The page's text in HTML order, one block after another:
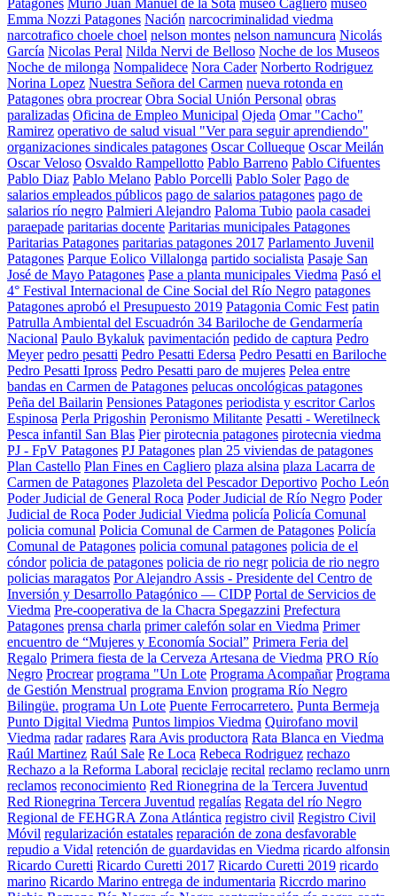
Emma Nozzi Patagones Nación narcocriminalidad viedma
narcotrafico choele choel nelson montes nelson namuncura Nicolás
García Nicolas Peral Nilda Nervi de Belloso Noche de los Museos
Noche de milonga Nompalidece Nora Cader Norberto Rodriguez
Norina Lopez Nuestra Señora del Carmen nueva rotonda en
Patagones obra procrear Obra Social Unión Personal obras
paralizadas Oficina de Empleo Municipal Ojeda Omar "Cacho"
Ramirez operativo de salud visual "Ver para seguir aprendiendo"
organizaciones sindicales patagones Oscar Collueque Oscar Meilán
Oscar Veloso Osvaldo Rampellotto Pablo Barreno Pablo Cifuentes
Pablo Diaz Pablo Melano Pablo Porcelli Pablo Soler Pago de
salarios empleados públicos pago de salarios patagones pago de
salarios río negro Palmieri Alejandro Paloma Tubio paola casadei
paraepade paritarias docente Paritarias municipales Patagones
Paritarias Patagones paritarias patagones 2017 Parlamento Juvenil
Patagones Parque Eolico Villalonga partido socialista Pasaje San
José de Mayo Patagones Pase a planta municipales Viedma Pasó el
4° Festival Internacional de Cine Social del Río Negro patagones
Patagones aprobó el Presupuesto 2019 Patagonia Comic Fest patin
Patrulla Ambiental del Escuadrón 34 Bariloche de Gendarmería
Nacional Paulo Bykaluk pavimentación pedido de captura Pedro
Meyer pedro pesatti Pedro Pesatti Edersa Pedro Pesatti en Bariloche
Pedro Pesatti Ipross Pedro Pesatti paro de mujeres Pelea entre
bandas en Carmen de Patagones pelucas oncológicas patagones
Peña del Bailarin Pensiones Patagones periodista y escritor Carlos
Espinosa Perla Prigoshin Peronismo Militante Pesatti - Weretilneck
Pesca infantil San Blas Pier pirotecnia patagones pirotecnia viedma
PJ - FpV Patagones PJ Patagones plan 25 viviendas de patagones
Plan Castello Plan Fines en Cagliero plaza alsina plaza Lacarra de
Carmen de Patagones Plazoleta del Pescador Deportivo Pocho León
Poder Judicial de General Roca Poder Judicial de Río Negro Poder
Judicial de Roca Poder Judicial Viedma policía Policía Comunal
policia comunal Policia Comunal de Carmen de Patagones Policía
Comunal de Patagones policia comunal patagones policia de el
cóndor policia de patagones policia de rio negr policia de rio negro
policias maragatos Por Alejandro Assis - Presidente del Centro de
Inversión y Desarrollo Patagónico — CIDP Portal de Servicios de
Viedma Pre-cooperativa de la Chacra Spegazzini Prefectura
Patagones prensa charla primer calefón solar en Viedma Primer
encuentro de “Mujeres y Economía Social” Primera Feria del
Regalo Primera fiesta de la Cerveza Artesana de Viedma PRO Río
Negro Procrear programa "Un Lote Programa Acompañar Programa
de Gestión Menstrual programa Envion programa Río Negro
Bilingüe. programa Un Lote Puente Ferrocarretero. Punta Bermeja
Punto Digital Viedma Puntos limpios Viedma Quirofano movil
Viedma radar radares Rara Avis productora Rata Blanca en Viedma
Raúl Martinez Raúl Sale Re Loca Rebeca Rodriguez rechazo
Rechazo a la Reforma Laboral reciclaje recital reclamo reclamo unrn
reclamos reconocimiento Red Rionegrina de la Tercera Juventud
Red Rionegrina Tercera Juventud regalías Regata del río Negro
Regional de FEHGRA Zona Atlántica registro civil Registro Civil
Móvil regularización estatales reparación de zona desfavorable
repudio a Vidal retención de guardavidas en Viedma ricardo alfonsin
Ricardo Curetti Ricardo Curetti 2017 Ricardo Curetti 2019 ricardo
marino Ricardo Marino entrega de indumentaria Riccrdo marino